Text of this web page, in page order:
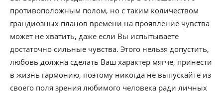
противоположным полом, но с таким количеством
грандиозных планов времени на проявление чувства
может не хватить, даже если Вы испытываете
достаточно сильные чувства. Этого нельзя допустить,
любовь должна сделать Ваш характер мягче, принести
в жизнь гармонию, поэтому никогда не выпускайте из
своего поля зрения любимого человека ради личных